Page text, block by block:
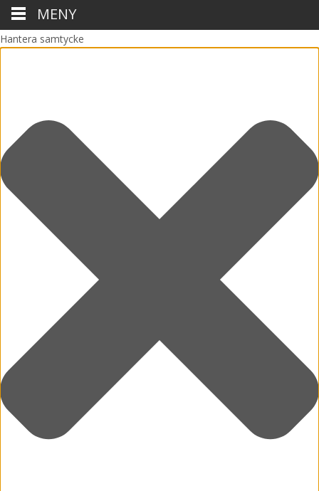
Hantera samtycke
MENY